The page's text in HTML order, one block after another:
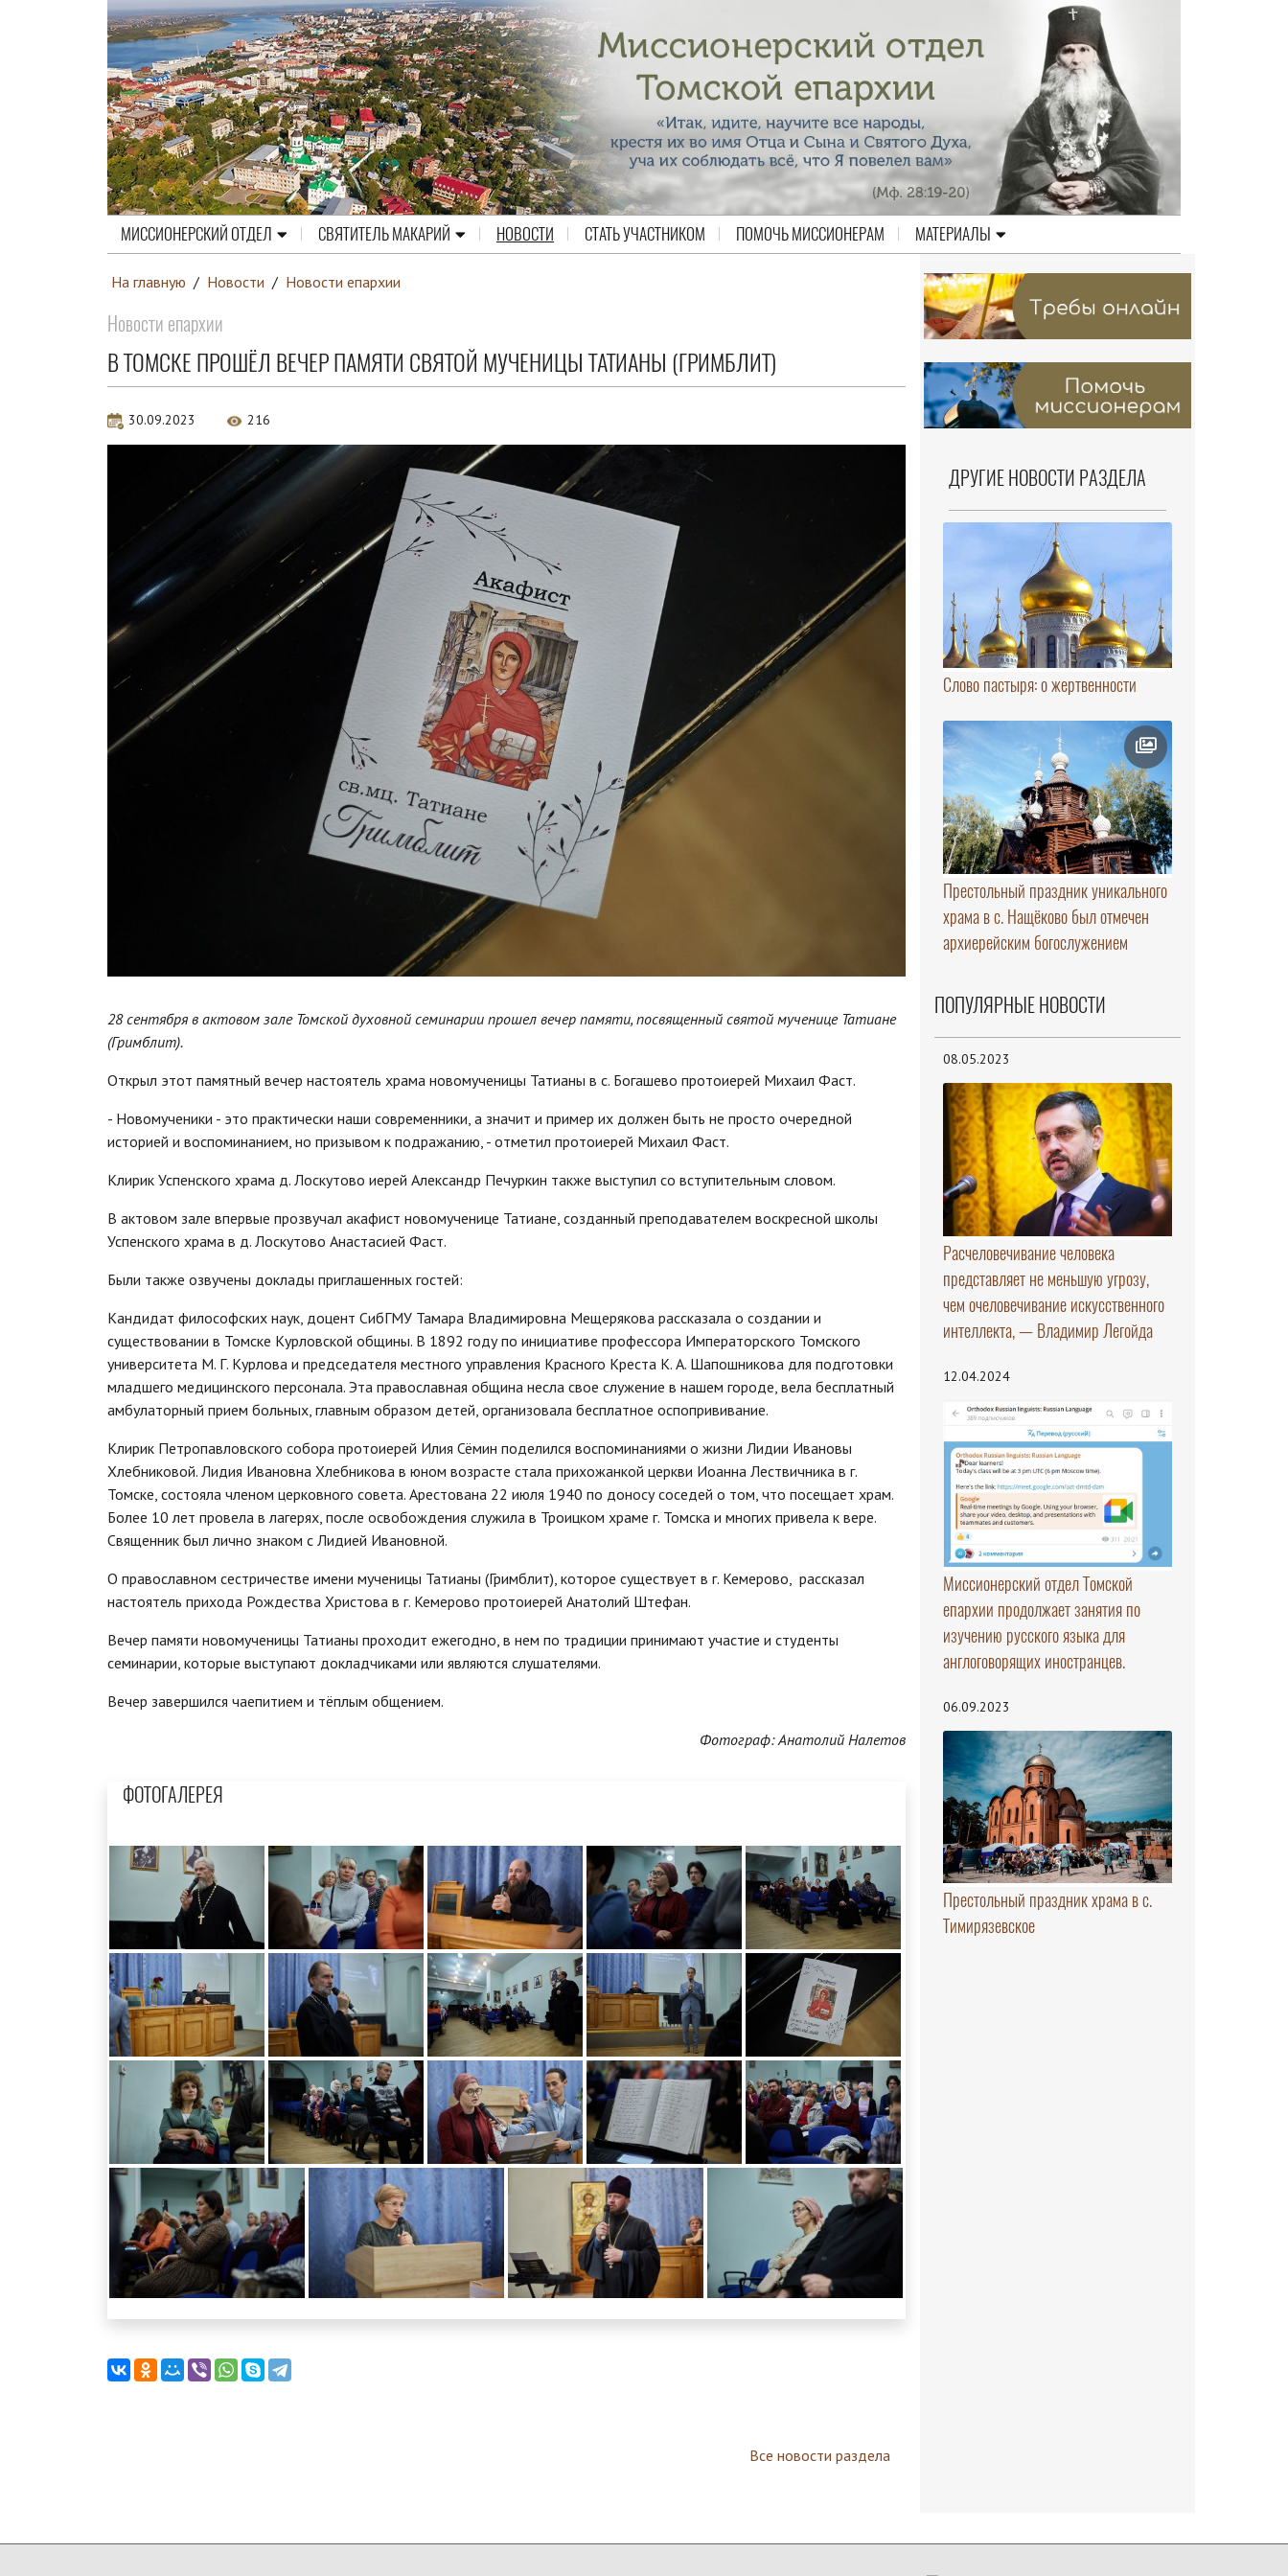
МИССИОНЕРСКИЙ ОТДЕЛ СВЯТИТЕЛЬ МАКАРИЙ НОВОСТИ СТАТЬ УЧАСТНИКОМ ПОМОЧЬ МИССИОНЕРАМ МАТЕРИАЛЫ
На главную / Новости / Новости епархии
Новости епархии
В ТОМСКЕ ПРОШЁЛ ВЕЧЕР ПАМЯТИ СВЯТОЙ МУЧЕНИЦЫ ТАТИАНЫ (ГРИМБЛИТ)
30.09.2023 216
28 сентября в актовом зале Томской духовной семинарии прошел вечер памяти, посвященный святой мученице Татиане
(Гримблит).
Открыл этот памятный вечер настоятель храма новомученицы Татианы в с. Богашево протоиерей Михаил Фаст.
- Новомученики - это практически наши современники, а значит и пример их должен быть не просто очередной
историей и воспоминанием, но призывом к подражанию, - отметил протоиерей Михаил Фаст.
Клирик Успенского храма д. Лоскутово иерей Александр Печуркин также выступил со вступительным словом.
В актовом зале впервые прозвучал акафист новомученице Татиане, созданный преподавателем воскресной школы
Успенского храма в д. Лоскутово Анастасией Фаст.
Были также озвучены доклады приглашенных гостей:
Кандидат философских наук, доцент СибГМУ Тамара Владимировна Мещерякова рассказала о создании и
существовании в Томске Курловской общины. В 1892 году по инициативе профессора Императорского Томского
университета М. Г. Курлова и председателя местного управления Красного Креста К. А. Шапошникова для подготовки
младшего медицинского персонала. Эта православная община несла свое служение в нашем городе, вела бесплатный
амбулаторный прием больных, главным образом детей, организовала бесплатное оспопрививание.
Клирик Петропавловского собора протоиерей Илия Сёмин поделился воспоминаниями о жизни Лидии Ивановы
Хлебниковой. Лидия Ивановна Хлебникова в юном возрасте стала прихожанкой церкви Иоанна Лествичника в г.
Томске, состояла членом церковного совета. Арестована 22 июля 1940 по доносу соседей о том, что посещает храм.
Более 10 лет провела в лагерях, после освобождения служила в Троицком храме г. Томска и многих привела к вере.
Священник был лично знаком с Лидией Ивановной.
О православном сестричестве имени мученицы Татианы (Гримблит), которое существует в г. Кемерово, рассказал
настоятель прихода Рождества Христова в г. Кемерово протоиерей Анатолий Штефан.
Вечер памяти новомученицы Татианы проходит ежегодно, в нем по традиции принимают участие и студенты
семинарии, которые выступают докладчиками или являются слушателями.
Вечер завершился чаепитием и тёплым общением.
Фотограф: Анатолий Налетов
ФОТОГАЛЕРЕЯ
Все новости раздела
ДРУГИЕ НОВОСТИ РАЗДЕЛА
Слово пастыря: о жертвенности
Престольный праздник уникального
храма в с. Нащёково был отмечен
архиерейским богослужением
ПОПУЛЯРНЫЕ НОВОСТИ
08.05.2023
Расчеловечивание человека
представляет не меньшую угрозу,
чем очеловечивание искусственного
интеллекта, — Владимир Легойда
12.04.2024
Миссионерский отдел Томской
епархии продолжает занятия по
изучению русского языка для
англоговорящих иностранцев.
06.09.2023
Престольный праздник храма в с.
Тимирязевское